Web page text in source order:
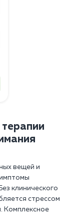
вещей и
клинического
стрессом
Комплексное